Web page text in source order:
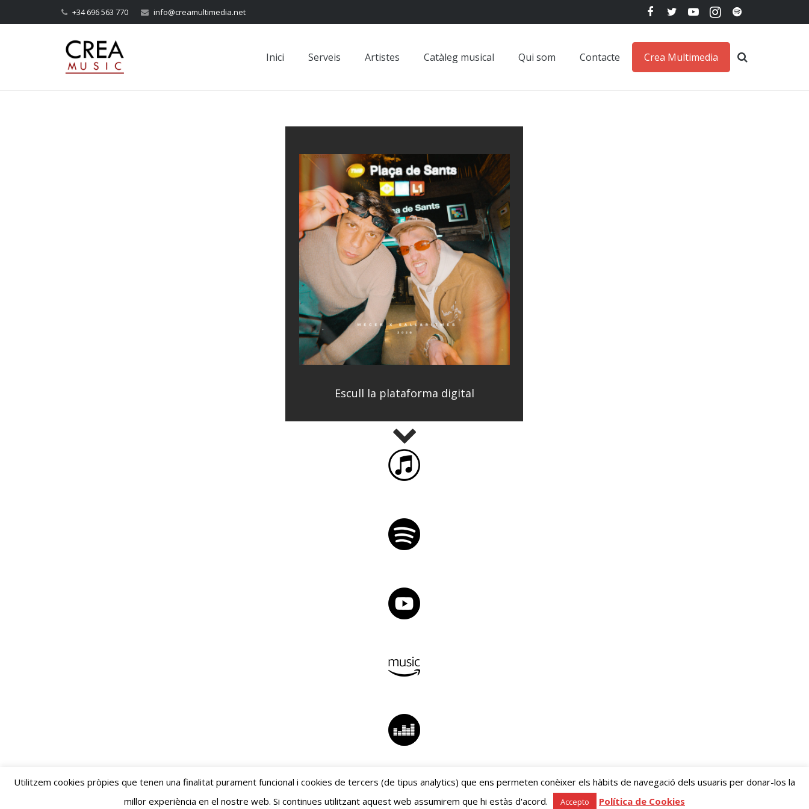
+34 696 563 770 info@creamultimedia.net
Inici Serveis Artistes Catàleg musical Qui som Contacte Crea Multimedia
Escull la plataforma digital
Utilitzem cookies pròpies que tenen una finalitat purament funcional i cookies de tercers (de tipus analytics) que ens permeten conèixer els hàbits de navegació dels usuaris per donar-los la
millor experiència en el nostre web. Si continues utilitzant aquest web assumirem que hi estàs d'acord.
Accepto Política de Cookies